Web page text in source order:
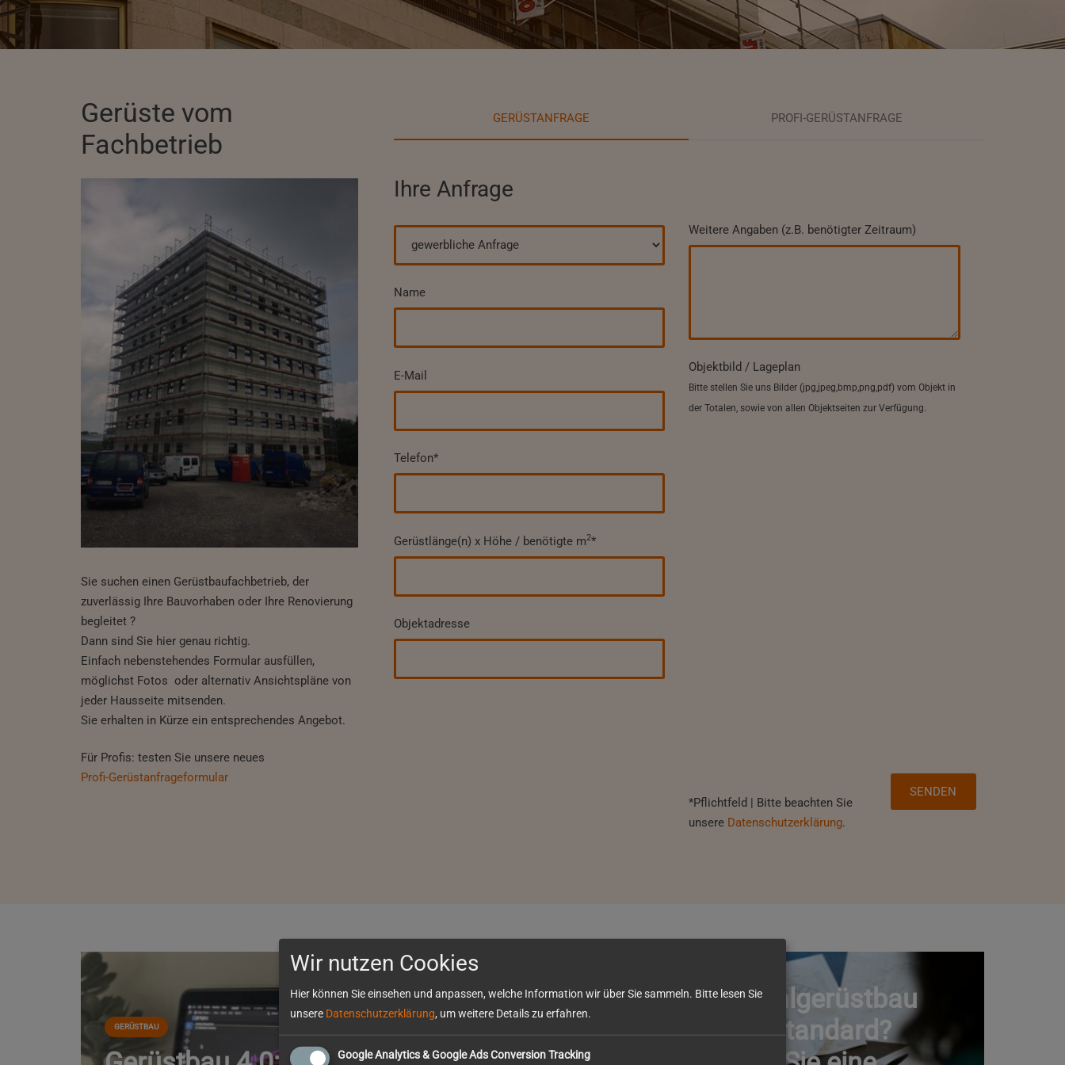
Gerüste vom
Fachbetrieb
Sie suchen einen Gerüstbaufachbetrieb, der
zuverlässig Ihre Bauvorhaben oder Ihre Renovierung
begleitet ?
Dann sind Sie hier genau richtig.
Einfach nebenstehendes Formular ausfüllen,
möglichst Fotos oder alternativ Ansichtspläne von
jeder Hausseite mitsenden.
Sie erhalten in Kürze ein entsprechendes Angebot.
Für Profis: testen Sie unsere neues
Profi-Gerüstanfrageformular
GERÜSTANFRAGE PROFI-GERÜSTANFRAGE
Ihre Anfrage
Name
E-Mail
Telefon*
Gerüstlänge(n) x Höhe / benötigte m2*
Objektadresse
Weitere Angaben (z.B. benötigter Zeitraum)
Objektbild / Lageplan
Bitte stellen Sie uns Bilder (jpg,jpeg,bmp,png,pdf) vom Objekt in
der Totalen, sowie von allen Objektseiten zur Verfügung.
*Pflichtfeld | Bitte beachten Sie
unsere Datenschutzerklärung.
GERÜSTBAU
GERÜSTBAU
Spezialgerüstbau
oder Standard?
Wir nutzen Cookies
Hier können Sie einsehen und anpassen, welche Information wir über Sie sammeln. Bitte lesen Sie
unsere Datenschutzerklärung, um weitere Details zu erfahren.
Google Analytics & Google Ads Conversion Tracking